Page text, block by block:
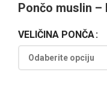
Pončo muslin –
VELIČINA PONČA